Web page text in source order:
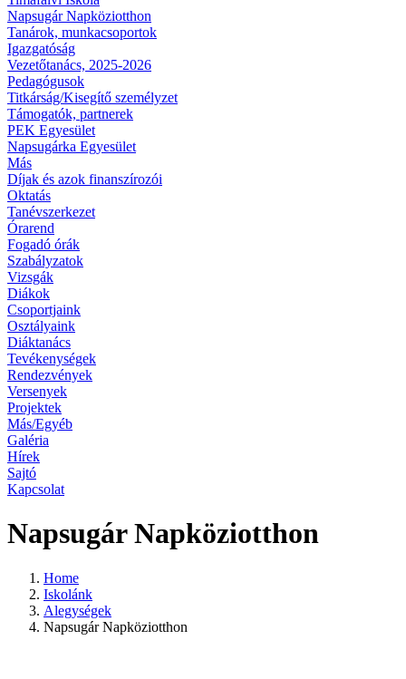
Napsugár Napköziotthon
Tanárok, munkacsoportok
Igazgatóság
Vezetőtanács, 2025-2026
Pedagógusok
Titkárság/Kisegítő személyzet
Támogatók, partnerek
PEK Egyesület
Napsugárka Egyesület
Más
Díjak és azok finanszírozói
Oktatás
Tanévszerkezet
Órarend
Fogadó órák
Szabályzatok
Vizsgák
Diákok
Csoportjaink
Osztályaink
Diáktanács
Tevékenységek
Rendezvények
Versenyek
Projektek
Más/Egyéb
Galéria
Hírek
Sajtó
Kapcsolat
Napsugár Napköziotthon
Home
Iskolánk
Alegységek
Napsugár Napköziotthon